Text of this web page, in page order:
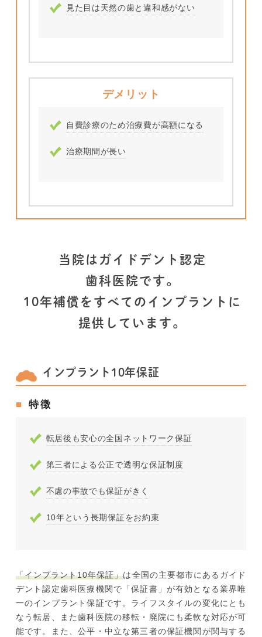
見た目は天然の歯と違和感がない
デメリット
自費診療のため治療費が高額になる
治療期間が長い
当院はガイドデント認定
歯科医院です。
10年補償をすべてのインプラントに
提供しています。
インプラント10年保証
特徴
転居後も安心の全国ネットワーク保証
第三者による公正で透明な保証制度
不慮の事故でも保証がきく
10年という長期保証をお約束
「インプラント10年保証」は全国の主要都市にあるガイド
デント認定歯科医療機関で「保証書」が有効となる業界唯
一のインプラント保証です。ライフスタイルの変化にとも
なう転居、また歯科医院の移転・廃院にも柔軟な対応が可
能です。また、公平・中立な第三者の保証機関が関与する